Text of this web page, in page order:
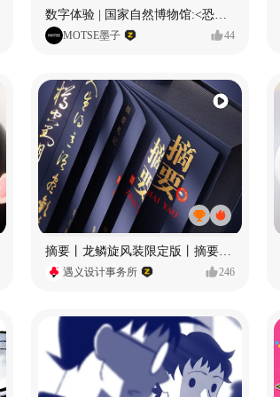
数字体验 | 国家自然博物馆:<恐龙公园>沉浸特展
MOTSE墨子 44
遇义设计事务所 246